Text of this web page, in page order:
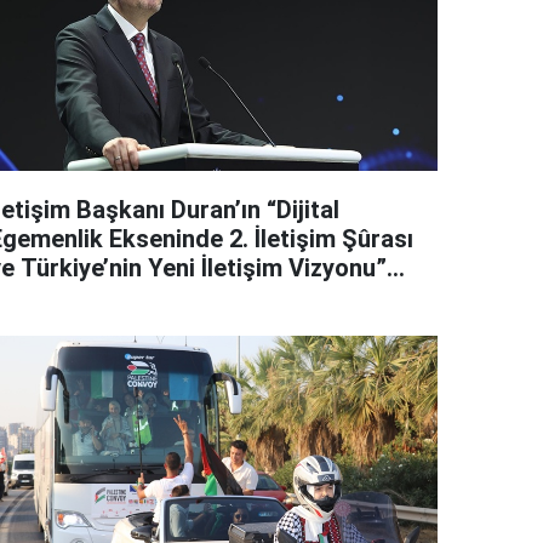
Başkanı Duran’ın “Dijital
Ekseninde 2. İletişim Şûrası
Türkiye’nin Yeni İletişim Vizyonu”